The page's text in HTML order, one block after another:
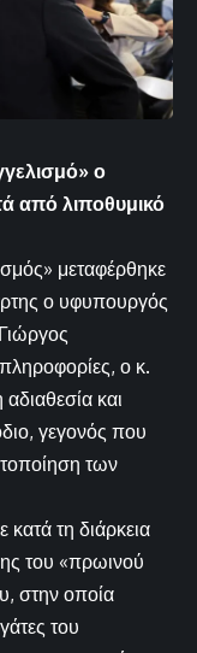
ο
από λιποθυμικό
μεταφέρθηκε
ο υφυπουργός
ο κ.
και
γεγονός που
των
κατά τη διάρκεια
του «πρωινού
στην οποία
του